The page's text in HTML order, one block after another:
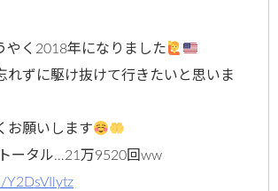
やく2018年になりました
れずに駆け抜けて行きたいと思いま
お願いします
ータル…21万9520回ww
Y2DsVIlytz